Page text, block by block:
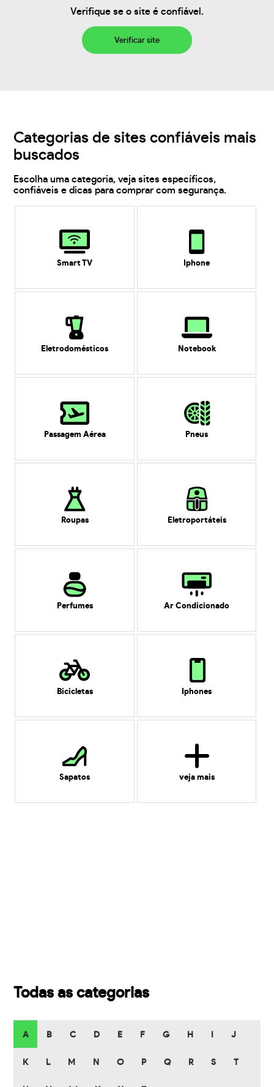
Verifique se o site é confiável.
Verificar site
Categorias de sites confiáveis mais
buscados
Escolha uma categoria, veja sites específicos,
confiáveis e dicas para comprar com segurança.
Smart TV Iphone
Eletrodomésticos Notebook
Passagem Aérea Pneus
Roupas Eletroportáteis
Perfumes Ar Condicionado
Bicicletas Iphones
Sapatos veja mais
Todas as categorias
A B C D E F G H J
K L M N O P Q R S T